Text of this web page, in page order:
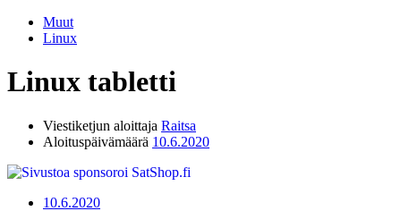
Muut
Linux
Linux tabletti
Viestiketjun aloittaja Raitsa
Aloituspäivämäärä 10.6.2020
10.6.2020